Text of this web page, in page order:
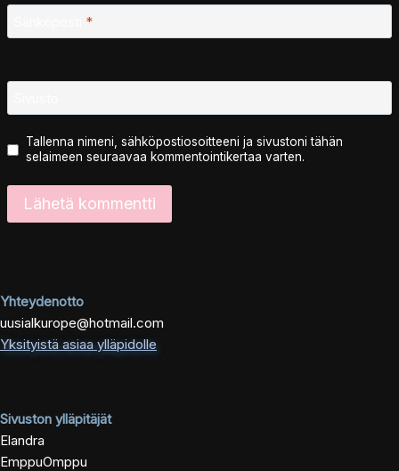
*
Tallenna nimeni, sähköpostiosoitteeni ja sivustoni tähän
selaimeen seuraavaa kommentointikertaa varten.
Yhteydenotto
uusialkurope@hotmail.com
Yksityistä asiaa ylläpidolle
Sivuston ylläpitäjät
Elandra
EmppuOmppu